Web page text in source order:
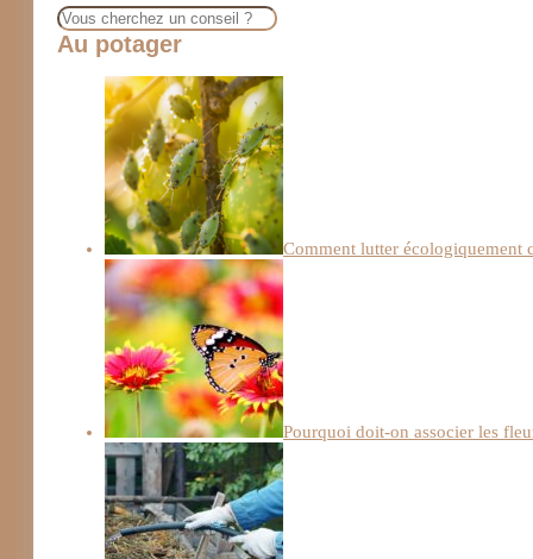
Rechercher
Au potager
Comment lutter écologiquement
Pourquoi doit-on associer les